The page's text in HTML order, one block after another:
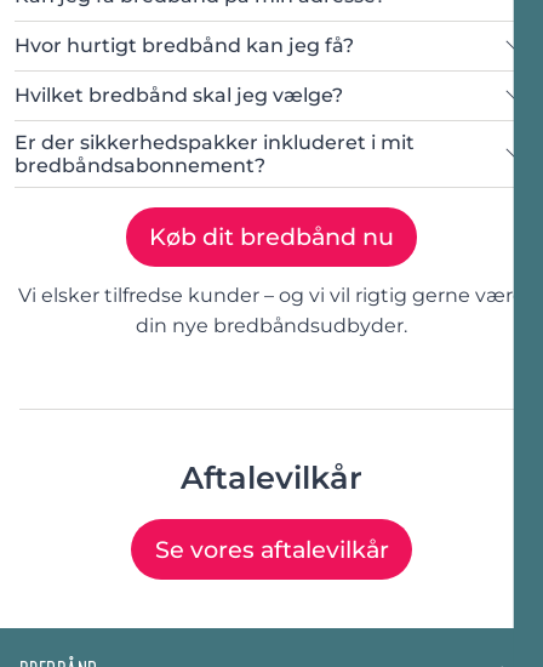
skal jeg vælge?
tv-stikket
Hvilket internet skal jeg vælge?
Tjek adresse her
Lav et adresseopslag
bredbånd via fiber
Tjek adresse her
Lav et adresseopslag
Hvor hurtigt bredbånd kan jeg få?
Slå din adresse op
placeringen af din router
forstyrre signalet
Hvilket bredbånd skal jeg vælge?
Hvilket internet skal
Er der sikkerhedspakker inkluderet i mit
bredbåndsabonnement?
Køb dit bredbånd nu
Vi elsker tilfredse kunder – og vi vil rigtig gerne være
din nye bredbåndsudbyder.
Aftalevilkår
Se vores aftalevilkår